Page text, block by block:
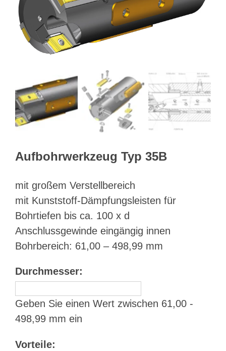
Webshop
Kundenportal
Deutsch
Suche
Aufbohrwerkzeug Typ 35B
mit großem Verstellbereich
mit Kunststoff-Dämpfungsleisten für
Bohrtiefen bis ca. 100 x d
Anschlussgewinde eingängig innen
Bohrbereich: 61,00 – 498,99 mm
Durchmesser:
Geben Sie einen Wert zwischen 61,00 -
498,99 mm ein
Vorteile: